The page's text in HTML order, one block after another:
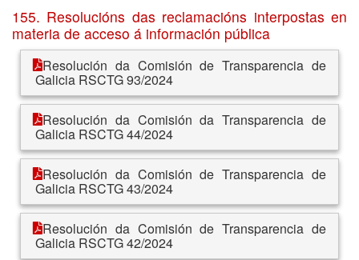
155. Resolucións das reclamacións interpostas en
materia de acceso á información pública
Resolución da Comisión de Transparencia de
Galicia RSCTG 93/2024
Resolución da Comisión da Transparencia de
Galicia RSCTG 44/2024
Resolución da Comisión de Transparencia de
Galicia RSCTG 43/2024
Resolución da Comisión de Transparencia de
Galicia RSCTG 42/2024